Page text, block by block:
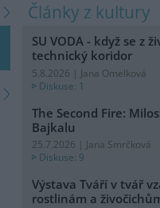
články z kultury
SU VODA - když se z
technický koridor
5.8.2026 | Jana Omelková
Diskuse: 1
The Second Fire:
Bajkalu
25.7.2026 | Jana Smrčková
Diskuse: 9
Výstava Tváří v tvář
rostlinám a